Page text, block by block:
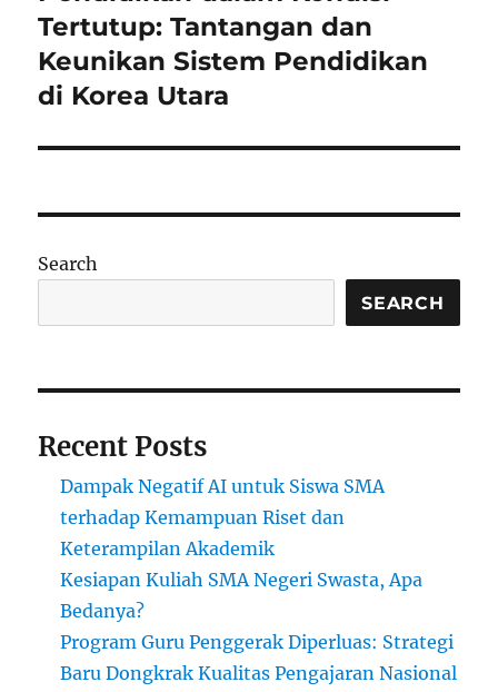
post:
Tertutup: Tantangan dan
Keunikan Sistem Pendidikan
di Korea Utara
Search
SEARCH
Recent Posts
Dampak Negatif AI untuk Siswa SMA
terhadap Kemampuan Riset dan
Keterampilan Akademik
Kesiapan Kuliah SMA Negeri Swasta, Apa
Bedanya?
Program Guru Penggerak Diperluas: Strategi
Baru Dongkrak Kualitas Pengajaran Nasional